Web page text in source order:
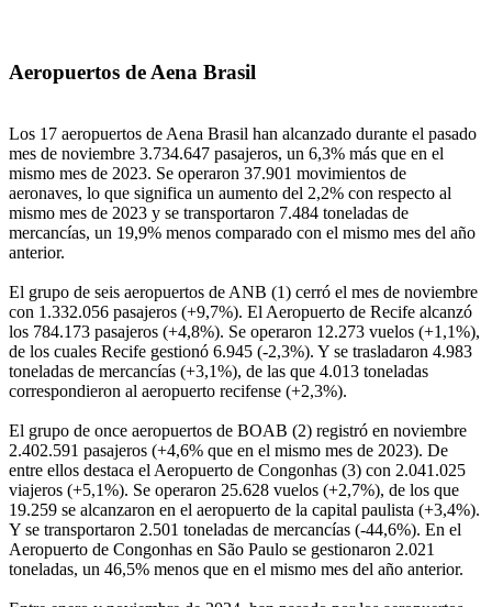
Aeropuertos de Aena Brasil
Los 17 aeropuertos de Aena Brasil han alcanzado durante el pasado
mes de noviembre 3.734.647 pasajeros, un 6,3% más que en el
mismo mes de 2023. Se operaron 37.901 movimientos de
aeronaves, lo que significa un aumento del 2,2% con respecto al
mismo mes de 2023 y se transportaron 7.484 toneladas de
mercancías, un 19,9% menos comparado con el mismo mes del año
anterior.
El grupo de seis aeropuertos de ANB (1) cerró el mes de noviembre
con 1.332.056 pasajeros (+9,7%). El Aeropuerto de Recife alcanzó
los 784.173 pasajeros (+4,8%). Se operaron 12.273 vuelos (+1,1%),
de los cuales Recife gestionó 6.945 (-2,3%). Y se trasladaron 4.983
toneladas de mercancías (+3,1%), de las que 4.013 toneladas
correspondieron al aeropuerto recifense (+2,3%).
El grupo de once aeropuertos de BOAB (2) registró en noviembre
2.402.591 pasajeros (+4,6% que en el mismo mes de 2023). De
entre ellos destaca el Aeropuerto de Congonhas (3) con 2.041.025
viajeros (+5,1%). Se operaron 25.628 vuelos (+2,7%), de los que
19.259 se alcanzaron en el aeropuerto de la capital paulista (+3,4%).
Y se transportaron 2.501 toneladas de mercancías (-44,6%). En el
Aeropuerto de Congonhas en São Paulo se gestionaron 2.021
toneladas, un 46,5% menos que en el mismo mes del año anterior.